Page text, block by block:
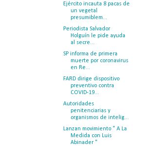
Ejército incauta 8 pacas de
un vegetal
presumiblem...
Periodista Salvador
Holguín le pide ayuda
al secre...
SP informa de primera
muerte por coronavirus
en Re...
FARD dirige dispositivo
preventivo contra
COVID-19...
Autoridades
penitenciarias y
organismos de intelig...
Lanzan movimiento " A La
Medida con Luis
Abinader "